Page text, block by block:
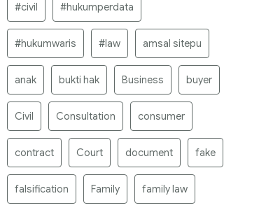
#civil #hukumperdata
#hukumwaris #law amsal sitepu
anak bukti hak Business buyer
Civil Consultation consumer
contract Court document fake
falsification Family family law